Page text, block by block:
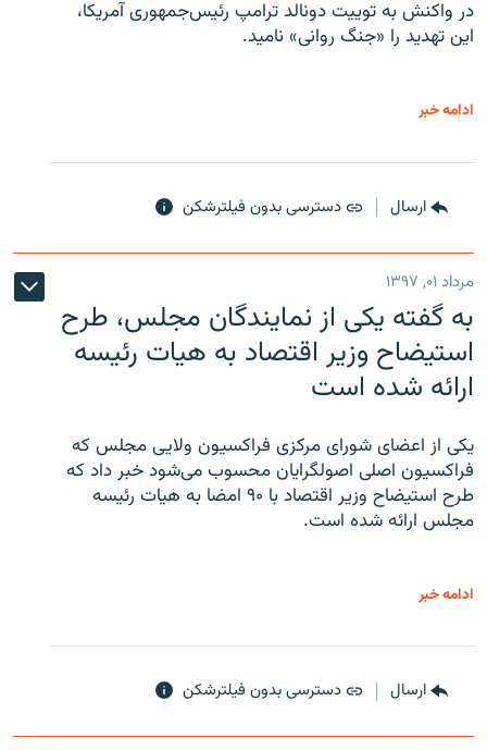
در واکنش به توییت دونالد ترامپ رئیس‌جمهوری آمریکا،
این تهدید را «جنگ روانی» نامید.
ادامه خبر
ارسال دسترسی بدون فیلترشکن
مرداد ۰۱, ۱۳۹۷
به گفته یکی از نمایندگان مجلس، طرح
استیضاح وزیر اقتصاد به هیات رئیسه
ارائه شده است
یکی از اعضای شورای مرکزی فراکسیون ولایی مجلس که
فراکسیون اصلی اصولگرایان محسوب می‌شود خبر داد که
طرح استیضاح وزیر اقتصاد با ۹۰ امضا به هیات رئیسه
مجلس ارائه شده است.
ادامه خبر
ارسال دسترسی بدون فیلترشکن